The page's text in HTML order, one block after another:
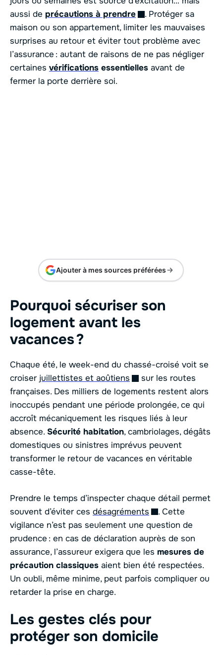
aussi de précautions à prendre
. Protéger sa
maison ou son appartement, limiter les mauvaises
surprises au retour et éviter tout problème avec
l’assurance : autant de raisons de ne pas négliger
certaines vérifications essentielles avant de
fermer la porte derrière soi.
Ajouter à mes sources préférées
Pourquoi sécuriser son
logement avant les
vacances ?
Chaque été, le week-end du chassé-croisé voit se
croiser juillettistes et aoûtiens
sur les routes
françaises. Des milliers de logements restent alors
inoccupés pendant une période prolongée, ce qui
accroît mécaniquement les risques liés à leur
absence. Sécurité habitation, cambriolages, dégâts
domestiques ou sinistres imprévus peuvent
transformer le retour de vacances en véritable
casse-tête.
Prendre le temps d’inspecter chaque détail permet
souvent d’éviter ces désagréments
. Cette
vigilance n’est pas seulement une question de
prudence : en cas de déclaration auprès de son
assurance, l’assureur exigera que les mesures de
précaution classiques aient bien été respectées.
Un oubli, même minime, peut parfois compliquer ou
retarder la prise en charge.
Les gestes clés pour
protéger son domicile